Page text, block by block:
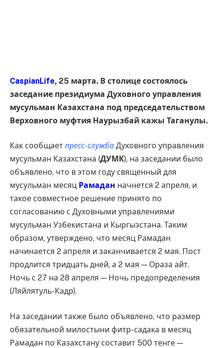
CaspianLife, 25 марта. В столице состоялось
заседание президиума Духовного управления
мусульман Казахстана под председательством
Верховного муфтия Наурызбай кажы Таганулы.
Как сообщает пресс-служба Духовного управления
мусульман Казахстана (ДУМК), на заседании было
объявлено, что в этом году священный для
мусульман месяц Рамадан начнется 2 апреля, и
такое совместное решение принято по
согласованию с Духовными управлениями
мусульман Узбекистана и Кыргызстана. Таким
образом, утверждено, что месяц Рамадан
начинается 2 апреля и заканчивается 2 мая. Пост
продлится тридцать дней, а 2 мая — Ораза айт.
Ночь с 27 на 28 апреля — Ночь предопределения
(Ляйлятуль-Кадр).
На заседании также было объявлено, что размер
обязательной милостыни фитр-садака в месяц
Рамадан по Казахстану составит 500 тенге —